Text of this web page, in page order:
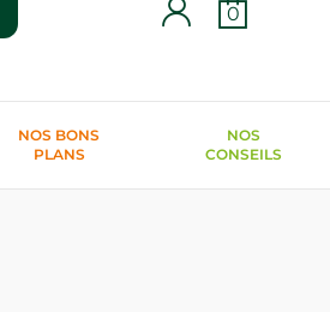
0
NOS BONS
PLANS
NOS
CONSEILS